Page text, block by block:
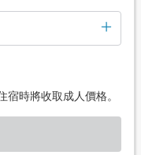
時將收取成人價格。